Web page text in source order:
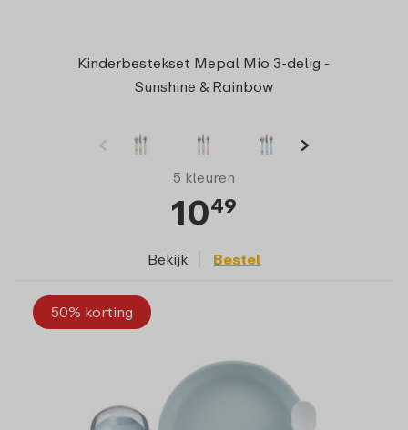
Kinderbestekset Mepal Mio 3-delig -
Sunshine & Rainbow
5 kleuren
1049
Bekijk Bestel
50% korting